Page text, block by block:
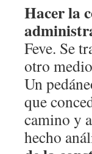
Hacer la
Feve. Se
otro
Un
que
camino y
hecho